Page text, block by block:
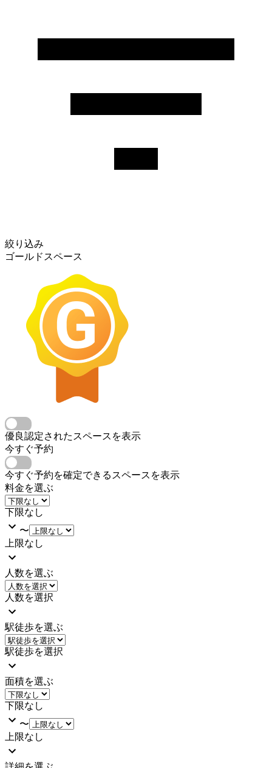
絞り込み
ゴールドスペース
優良認定されたスペースを表示
今すぐ予約
今すぐ予約を確定できるスペースを表示
料金を選ぶ
下限なし
〜
上限なし
人数を選ぶ
人数を選択
駅徒歩を選ぶ
駅徒歩を選択
面積を選ぶ
下限なし
〜
上限なし